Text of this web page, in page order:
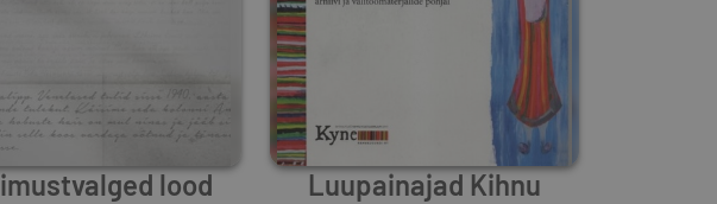
lood
Luupainajad Kihnu